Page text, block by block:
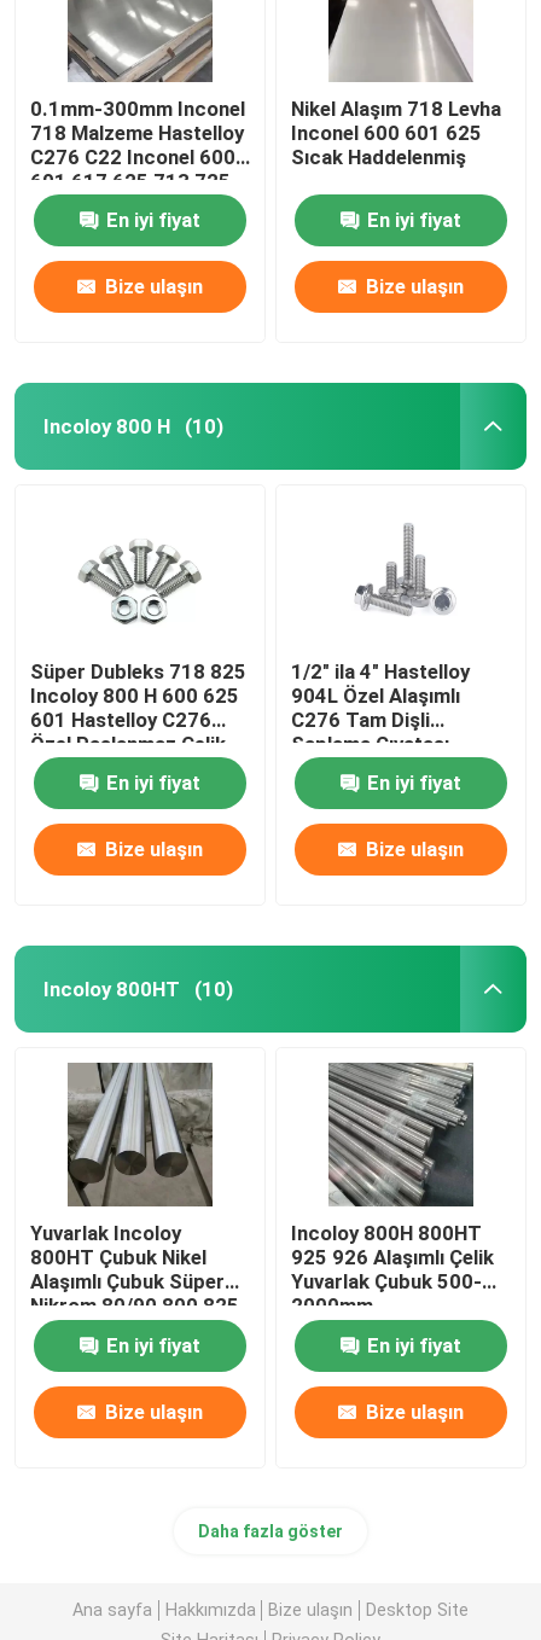
0.1mm-300mm Inconel
718 Malzeme Hastelloy
C276 C22 Inconel 600
601 617 625 713 725
800 825 Monel 400
K500
En iyi fiyat
Bize ulaşın
Nikel Alaşım 718 Levha
Inconel 600 601 625
Sıcak Haddelenmiş
En iyi fiyat
Bize ulaşın
Incoloy 800 H (10)
Süper Dubleks 718 825
Incoloy 800 H 600 625
601 Hastelloy C276
Özel Paslanmaz Çelik
625 F468AC Altıgen
Ağır
En iyi fiyat
Bize ulaşın
1/2" ila 4" Hastelloy
904L Özel Alaşımlı
C276 Tam Dişli
Saplama Cıvatası
En iyi fiyat
Bize ulaşın
Incoloy 800HT (10)
Yuvarlak Incoloy
800HT Çubuk Nikel
Alaşımlı Çubuk Süper
Nikrom 80/90 800 825
925 926
En iyi fiyat
Bize ulaşın
Incoloy 800H 800HT
925 926 Alaşımlı Çelik
Yuvarlak Çubuk 500-
2000mm
En iyi fiyat
Bize ulaşın
Daha fazla göster
Ana sayfa Hakkımızda Bize ulaşın
Desktop Site